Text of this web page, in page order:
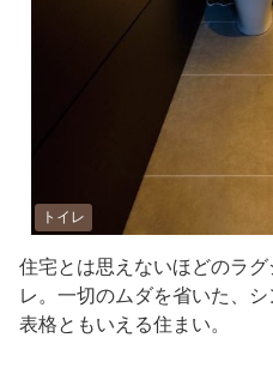
トイレ
住宅とは思えないほどのラ
レ。一切のムダを省いた、
表格ともいえる住まい。